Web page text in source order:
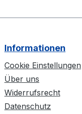
Informationen
Cookie Einstellungen
Über uns
Widerrufsrecht
Datenschutz